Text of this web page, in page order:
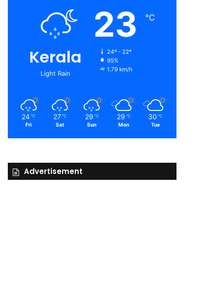
Kerala
Light Rain
23 ℃
24º - 22º
95%
1.79 km/h
24 ℃
Fri
27 ℃
Sat
29 ℃
Sun
29 ℃
Mon
30 ℃
Tue
Advertisement